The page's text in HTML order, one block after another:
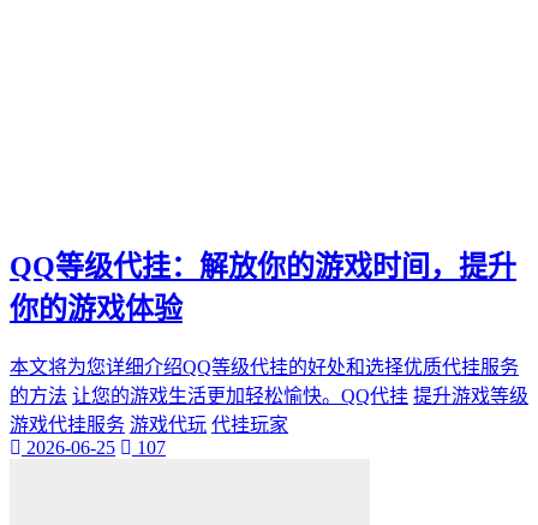
QQ等级代挂：解放你的游戏时间，提升
你的游戏体验
本文将为您详细介绍QQ等级代挂的好处和选择优质代挂服务
的方法 让您的游戏生活更加轻松愉快。QQ代挂 提升游戏等级
游戏代挂服务 游戏代玩 代挂玩家
2026-06-25
107